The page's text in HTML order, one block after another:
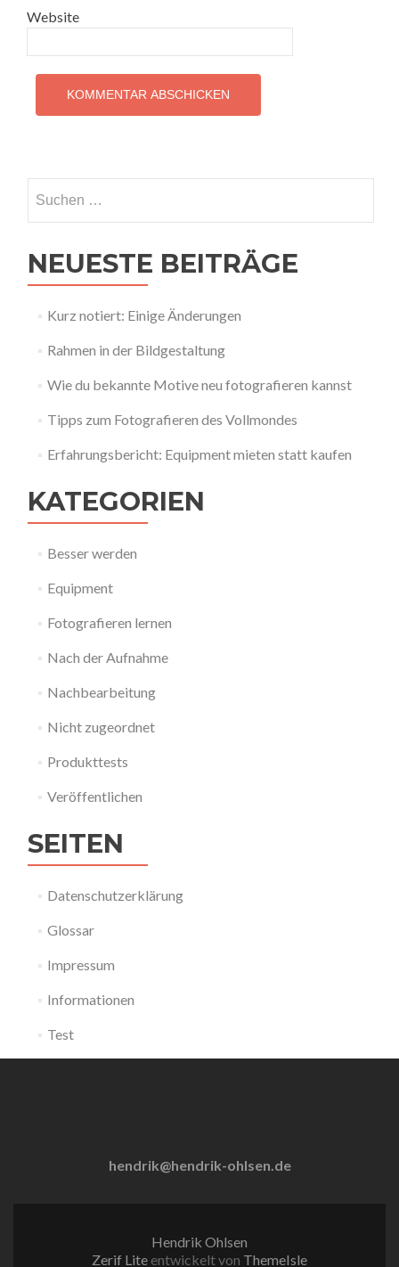
Website
nach:
NEUESTE BEITRÄGE
Kurz notiert: Einige Änderungen
Rahmen in der Bildgestaltung
Wie du bekannte Motive neu fotografieren kannst
Tipps zum Fotografieren des Vollmondes
Erfahrungsbericht: Equipment mieten statt kaufen
KATEGORIEN
Besser werden
Equipment
Fotografieren lernen
Nach der Aufnahme
Nachbearbeitung
Nicht zugeordnet
Produkttests
Veröffentlichen
SEITEN
Datenschutzerklärung
Glossar
Impressum
Informationen
Test
hendrik@hendrik-ohlsen.de
Hendrik Ohlsen
Zerif Lite entwickelt von ThemeIsle